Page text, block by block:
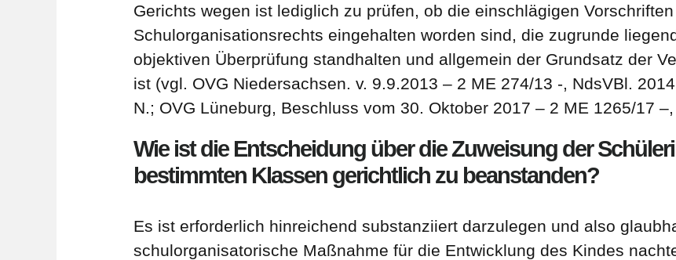
Gerichts wegen ist lediglich zu prüfen, ob die einschlägigen
Schulorganisationsrechts eingehalten worden sind, die zugrunde
objektiven Überprüfung standhalten und allgemein der Grundsatz der
ist (vgl. OVG Niedersachsen. v. 9.9.2013 – 2 ME 274/13 -, NdsVBl.
N.; OVG Lüneburg, Beschluss vom 30. Oktober 2017 – 2 ME 1265/17
Wie ist die Entscheidung über die Zuweisung der
bestimmten Klassen gerichtlich zu beanstanden?
Es ist erforderlich hinreichend substanziiert darzulegen und also
schulorganisatorische Maßnahme für die Entwicklung des Kindes